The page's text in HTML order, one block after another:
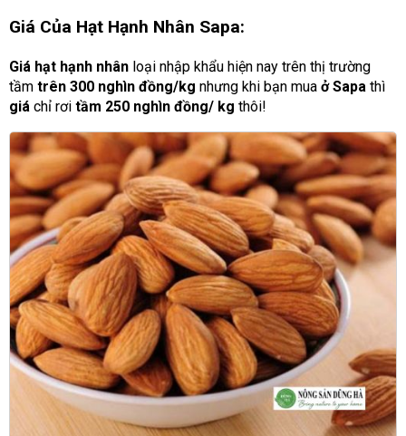
Giá Của Hạt Hạnh Nhân Sapa:
Giá hạt hạnh nhân loại nhập khẩu hiện nay trên thị trường
tầm trên 300 nghìn đồng/kg nhưng khi bạn mua ở Sapa thì
giá chỉ rơi tầm 250 nghìn đồng/ kg thôi!